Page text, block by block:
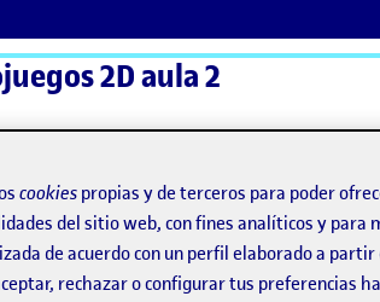
2D aula 2
ActiFolios
cookies propias y de terceros para poder
del sitio web, con fines analíticos y para
de acuerdo con un perfil elaborado a
rechazar o configurar tus preferencias